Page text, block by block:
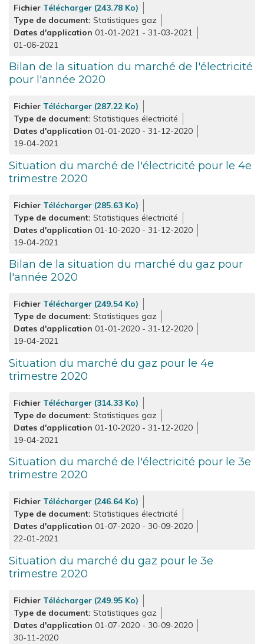
Fichier Télécharger (243.78 Ko)
Type de document Statistiques gaz
Dates d'application 01-01-2021 - 31-03-2021
01-06-2021
Bilan de la situation du marché de l'électricité
pour l'année 2020
Fichier Télécharger (287.22 Ko)
Type de document Statistiques électricité
Dates d'application 01-01-2020 - 31-12-2020
19-04-2021
Situation du marché de l'électricité pour le 4e
trimestre 2020
Fichier Télécharger (285.63 Ko)
Type de document Statistiques électricité
Dates d'application 01-10-2020 - 31-12-2020
19-04-2021
Bilan de la situation du marché du gaz pour
l'année 2020
Fichier Télécharger (249.54 Ko)
Type de document Statistiques gaz
Dates d'application 01-01-2020 - 31-12-2020
19-04-2021
Situation du marché du gaz pour le 4e
trimestre 2020
Fichier Télécharger (314.33 Ko)
Type de document Statistiques gaz
Dates d'application 01-10-2020 - 31-12-2020
19-04-2021
Situation du marché de l'électricité pour le 3e
trimestre 2020
Fichier Télécharger (246.64 Ko)
Type de document Statistiques électricité
Dates d'application 01-07-2020 - 30-09-2020
22-01-2021
Situation du marché du gaz pour le 3e
trimestre 2020
Fichier Télécharger (249.95 Ko)
Type de document Statistiques gaz
Dates d'application 01-07-2020 - 30-09-2020
30-11-2020